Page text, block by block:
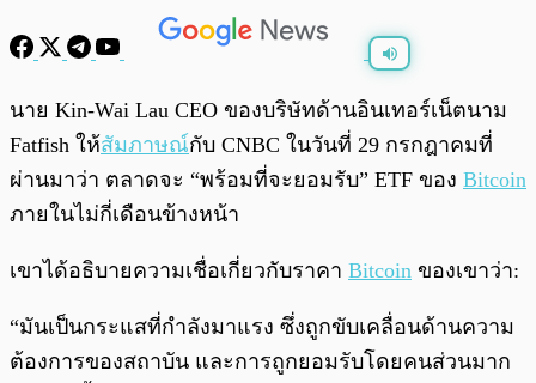
0:00 /
นาย Kin-Wai Lau CEO ของบริษัทด้านอินเทอร์เน็ตนาม
Fatfish ให้สัมภาษณ์กับ CNBC ในวันที่ 29 กรกฎาคมที่
ผ่านมาว่า ตลาดจะ “พร้อมที่จะยอมรับ” ETF ของ Bitcoin
ภายในไม่กี่เดือนข้างหน้า
เขาได้อธิบายความเชื่อเกี่ยวกับราคา Bitcoin ของเขาว่า:
“มันเป็นกระแสที่กำลังมาแรง ซึ่งถูกขับเคลื่อนด้านความ
ต้องการของสถาบัน และการถูกยอมรับโดยคนส่วนมาก